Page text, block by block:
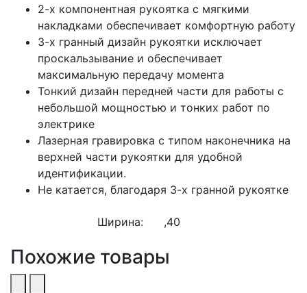
2-х компонентная рукоятка с мягкими
накладками обеспечивает комфортную работу
3-х гранный дизайн рукоятки исключает
проскальзывание и обеспечивает
максимальную передачу момента
Тонкий дизайн передней части для работы с
небольшой мощностью и тонких работ по
электрике
Лазерная гравировка с типом наконечника на
верхней части рукоятки для удобной
идентификации.
Не катается, благодаря 3-х гранной рукоятке
Ширина: ,40
Похожие товары